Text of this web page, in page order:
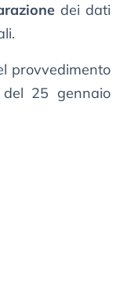
dei dati
provvedimento
del 25 gennaio